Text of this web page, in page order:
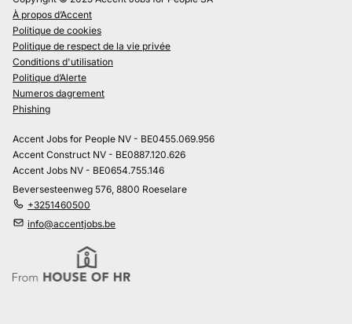
À propos d’Accent
Politique de cookies
Politique de respect de la vie privée
Conditions d'utilisation
Politique d’Alerte
Numeros dagrement
Phishing
Accent Jobs for People NV - BE0455.069.956
Accent Construct NV - BE0887.120.626
Accent Jobs NV - BE0654.755.146
Beversesteenweg 576, 8800 Roeselare
+3251460500
info@accentjobs.be